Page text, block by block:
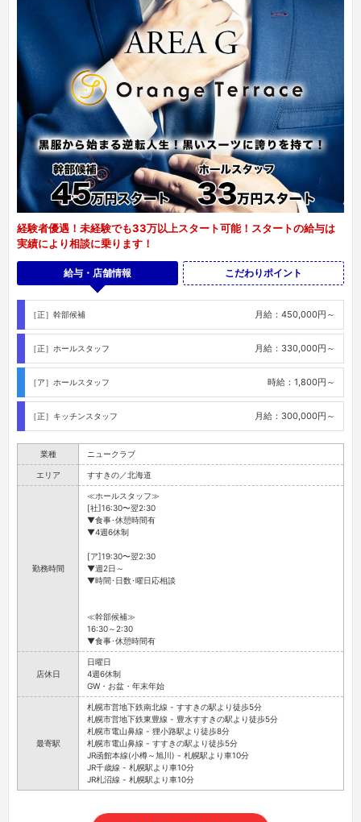
経験者優遇！未経験でも33万以上スタート可能！スタートの給与は
実績により相談に乗ります！
給与・店舗情報 こだわりポイント
［正］幹部候補 月給：450,000円～
［正］ホールスタッフ 月給：330,000円～
［ア］ホールスタッフ 時給：1,800円～
［正］キッチンスタッフ 月給：300,000円～
業種 ニュークラブ
エリア すすきの／北海道
勤務時間
≪ホールスタッフ≫
[社]16:30〜翌2:30
▼食事･休憩時間有
▼4週6休制
[ア]19:30〜翌2:30
▼週2日～
▼時間･日数･曜日応相談
≪幹部候補≫
16:30～2:30
▼食事･休憩時間有
店休日
日曜日
4週6休制
GW・お盆・年末年始
最寄駅
札幌市営地下鉄南北線 - すすきの駅より徒歩5分
札幌市営地下鉄東豊線 - 豊水すすきの駅より徒歩5分
札幌市電山鼻線 - 狸小路駅より徒歩8分
札幌市電山鼻線 - すすきの駅より徒歩5分
JR函館本線(小樽～旭川) - 札幌駅より車10分
JR千歳線 - 札幌駅より車10分
JR札沼線 - 札幌駅より車10分